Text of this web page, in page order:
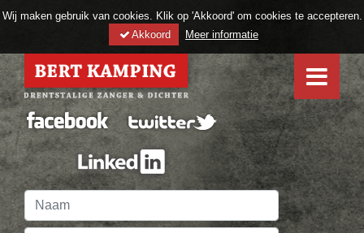
Wij maken gebruik van cookies. Klik op 'Akkoord' om cookies te accepteren.
Akkoord
Meer informatie